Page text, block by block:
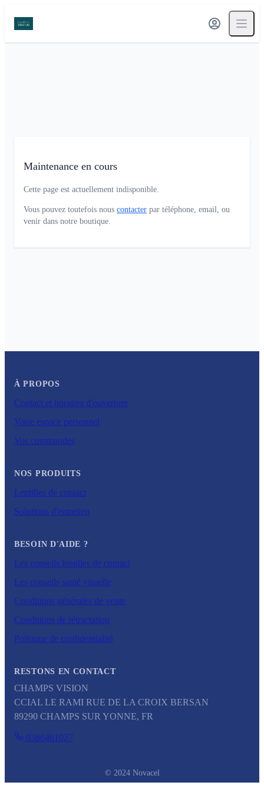
Maintenance en cours
Cette page est actuellement indisponible.
Vous pouvez toutefois nous contacter par téléphone, email, ou
venir dans notre boutique.
À PROPOS
Contact et horaires d'ouverture
Votre espace personnel
Vos commandes
NOS PRODUITS
Lentilles de contact
Solutions d'entretien
BESOIN D'AIDE ?
Les conseils lentilles de contact
Les conseils santé visuelle
Conditions générales de vente
Conditions de rétractation
Politique de confidentialité
RESTONS EN CONTACT
CHAMPS VISION
CCIAL LE RAMI RUE DE LA CROIX BERSAN
89290 CHAMPS SUR YONNE, FR
0386461027
© 2024 Novacel